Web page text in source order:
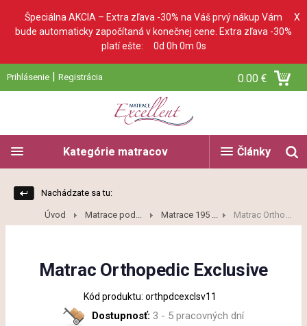
Špeciálna AKCIA – Extra zľava -30% na Váš prvý nákup Vám
bude automaticky započítaná v konečnej cene. Extra zľava -30%
platí ešte: 0d 0h 0m 0s
X
Prihlásenie | Registrácia 0.00 €
Články
Kategórie matracov
Nachádzate sa tu:
Úvod Matrace pod... Matrace 195 ... Matrac Ortho...
Matrac Orthopedic Exclusive
Kód produktu: orthpdcexclsv11
Dostupnosť: 3 - 5 pracovných dní